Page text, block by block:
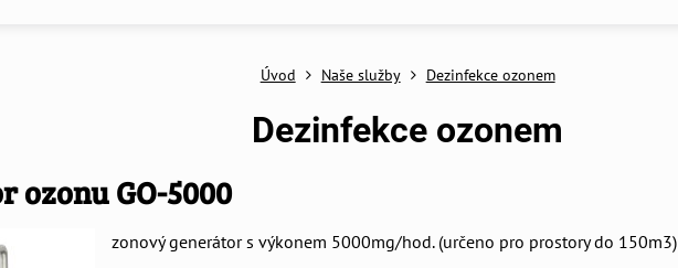
Úvod Naše služby Dezinfekce ozonem
Dezinfekce ozonem
ozonu GO-5000
zonový generátor s výkonem 5000mg/hod. (určeno pro prostory do 150m3)